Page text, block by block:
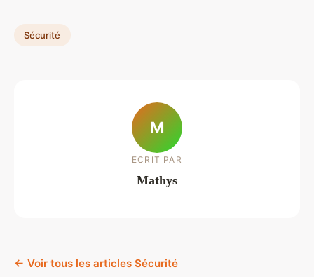
Sécurité
M
ECRIT PAR
Mathys
← Voir tous les articles Sécurité